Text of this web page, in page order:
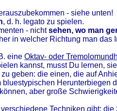
- siehe unten!
, d. h. legato zu spielen.
- nichtsehen, wo man
in welcher Richtung man
eine Oktav- oder
kannst, musst Du lernen,
geben: die einen, die auf
Herunterbiegen
aber große
Techniken gibt: die